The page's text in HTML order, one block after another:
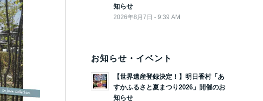
知らせ
2026年8月7日 - 9:39 AM
お知らせ・イベント
【世界遺産登録決定！】明日香村「あ
すかふるさと夏まつり2026」開催のお
知らせ